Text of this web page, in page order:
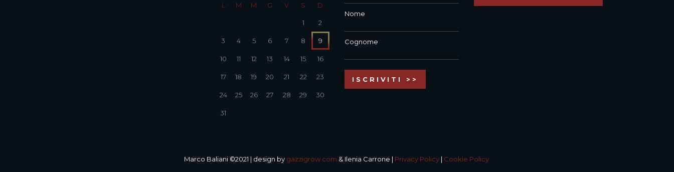
L M M G V S D
1 2
3 4 5 6 7 8 9
10 11 12 13 14 15 16
17 18 19 20 21 22 23
24 25 26 27 28 29 30
31
Nome
Cognome
Marco Baliani ©2021 | design by gazzigrow.com & Ilenia Carrone | Privacy Policy| Cookie Policy